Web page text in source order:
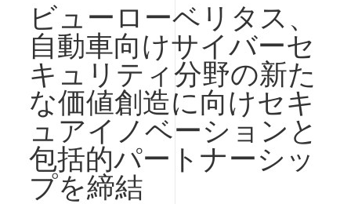
ビューローベリタス、
自動車向けサイバーセ
キュリティ分野の新た
な価値創造に向けセキ
ュアイノベーションと
包括的パートナーシッ
プを締結